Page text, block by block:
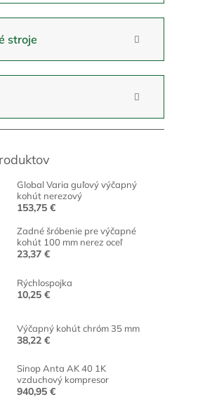
stroje
Global Varia guľový výčapný
kohút nerezový
153,75 €
Zadné šróbenie pre výčapné
kohút 100 mm nerez oceľ
23,37 €
Rýchlospojka
10,25 €
Výčapný kohút chróm 35 mm
38,22 €
Sinop Anta AK 40 1K
vzduchový kompresor
940,95 €